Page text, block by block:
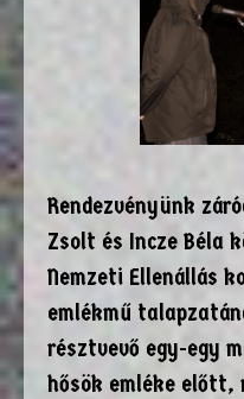
Rendezvényünk
Zsolt és Incze Béla
Nemzeti Ellenállás
emlékmű
résztvevő egy-egy
hősök emléke előtt,